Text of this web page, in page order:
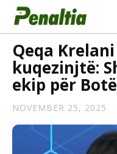
Qeqa
kuqezinjtë:
ekip për
NOVEMBER 25, 2025